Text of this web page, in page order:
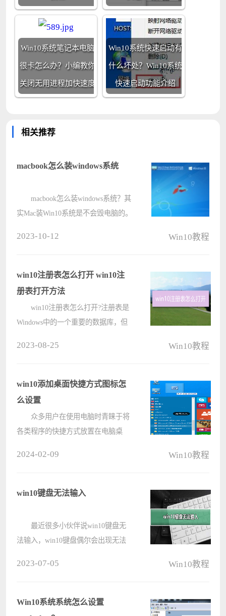
Win10系统笔记本电脑
很卡怎么办？小编教你
关闭无用进程加快速度
Win10系统快速启动有
什么坏处？Win10系统
快速启动功能介绍
相关推荐
macbook怎么装windows系统
macbook怎么装windows系统？其
实Mac装Win10系统是不会毁电脑的。
些影响。详细的分析介绍分享给大
家。 ????
2023-10-12 Win10教程
win10注册表怎么打开 win10注
册表打开方法
win10注册表怎么打开?注册表是
Windows中的一个重要的数据库，但
开方法，包括有用regedit命令打开等
等，????
2023-08-25 Win10教程
win10添加桌面快捷方式图标怎
么设置
众多用户在使用电脑时青睐于将
各类程序的快捷方式放置在电脑桌
个过程仍属未知。故此，本文将为您
2024-02-09 Win10教程
win10键盘无法输入
最近很多小伙伴说win10键盘无
法输入，win10键盘偶尔会出现无法
问题汇总】 win10键盘无法????
2023-07-05 Win10教程
Win10系统系统怎么设置